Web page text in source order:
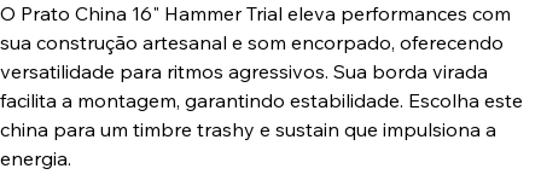
O Prato China 16" Hammer Trial eleva performances com
sua construção artesanal e som encorpado, oferecendo
versatilidade para ritmos agressivos. Sua borda virada
facilita a montagem, garantindo estabilidade. Escolha este
china para um timbre trashy e sustain que impulsiona a
energia.